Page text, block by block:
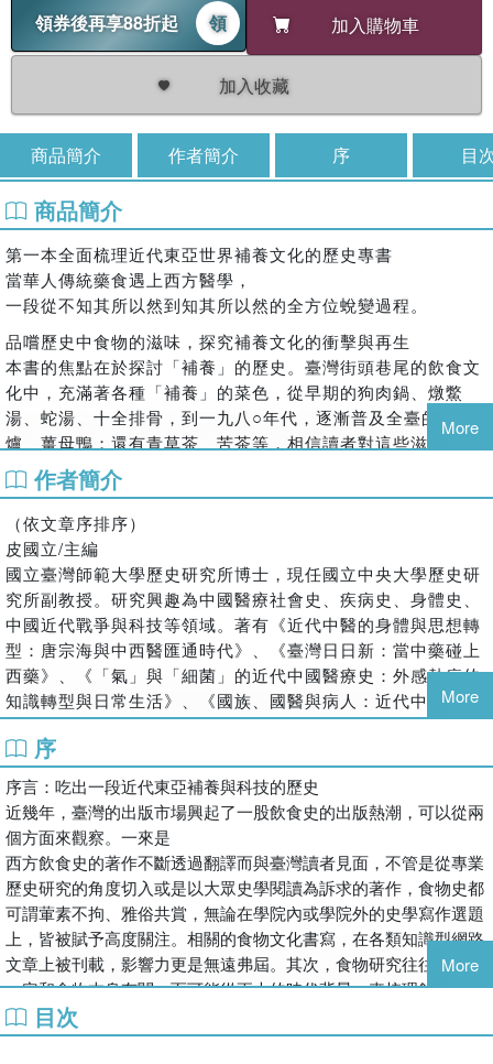
領券後再享88折起
領 加入購物車
加入收藏
商品簡介 作者簡介 序 目
商品簡介
第一本全面梳理近代東亞世界補養文化的歷史專書
當華人傳統藥食遇上西方醫學，
一段從不知其所以然到知其所以然的全方位蛻變過程。
品嚐歷史中食物的滋味，探究補養文化的衝擊與再生
本書的焦點在於探討「補養」的歷史。臺灣街頭巷尾的飲食文
化中，充滿著各種「補養」的菜色，從早期的狗肉鍋、燉鱉
湯、蛇湯、十全排骨，到一九八○年代，逐漸普及全臺的羊肉
爐、薑母鴨；還有青草茶、苦茶等，相信讀者對這些滋味都不
陌生。由於傳統文化中藥食如一、藥食同源的發展，這些食物
通常加了不少具補養功效的中草藥材於其中，而賦予一道菜
色、一碗熱湯、一杯茶飲等具有防治某些疾病的功效，這樣的
文化現象與背後的歷史因素值得探索。
此外，生活中諸如維他命、雞精、蜆精、提神飲料等具有補
養、補精神、提升體力的飲品，即便已被「科學」二字重新包
裝，但還是伴隨著傳統補養功效的話語，而成為現代的新補
品，可見補養文化影響之廣泛，歷久不衰。
食補有沒有真實效用，需要專業醫師來解答，但我們可以從歷
史中了解所謂被社會文化所認同之「療效」或某些「效果」，
是如何透過各種歷史因素而被建構出來。二十世紀初期以來東
亞各地的科學觀和中西醫匯通概念，又如何賦予這些具有補養
意義的食物，一些全新的健康概念，並影響我們的日常生活？
閱讀本書，可讓讀者在吃下這些食物時，擁有多一份趣味與對
其健康功用之省思。
More
作者簡介
（依文章序排序）
皮國立/主編
國立臺灣師範大學歷史研究所博士，現任國立中央大學歷史研
究所副教授。研究興趣為中國醫療社會史、疾病史、身體史、
中國近代戰爭與科技等領域。著有《近代中醫的身體與思想轉
型：唐宗海與中西醫匯通時代》、《臺灣日日新：當中藥碰上
西藥》、《「氣」與「細菌」的近代中國醫療史：外感熱病的
知識轉型與日常生活》、《國族、國醫與病人：近代中國的醫
療和身體》、《中醫抗菌史：近代中西醫的博弈》、《虛弱
史：近代華人中西醫學的情慾詮釋與藥品文化(1912-
1949)》、《跟史家一起創作：近代史學的閱讀方法與寫作技
藝》、《全球大流感在近代中國的真相：一段抗疫歷史與中西
醫學的奮鬥》等學術專書，並合編有《衛生史新視野：華人社
會的身體、疾病與歷史論述》、《藥品、疾病與社會》、《憶
載航空城：大園落地生根的記憶》以及高中歷史教科書等等，
另有學術論文、專書篇章等80餘篇。
曾齡儀
美國紐約市立大學歷史學博士，臺北醫學大學通識教育中心副
教授，研究興趣為近代日本史、近代臺灣史、移民與食物史，
著有《沙茶：戰後潮汕移民與臺灣飲食變遷》。
More
序
序言：吃出一段近代東亞補養與科技的歷史
近幾年，臺灣的出版市場興起了一股飲食史的出版熱潮，可以從兩
個方面來觀察。一來是
西方飲食史的著作不斷透過翻譯而與臺灣讀者見面，不管是從專業
歷史研究的角度切入或是以大眾史學閱讀為訴求的著作，食物史都
可謂葷素不拘、雅俗共賞，無論在學院內或學院外的史學寫作選題
上，皆被賦予高度關注。相關的食物文化書寫，在各類知識型網路
文章上被刊載，影響力更是無遠弗屆。其次，食物研究往往不見得
一定和食物本身有關，而可能從更大的時代背景，來梳理飲食文化
背後的社會生活，例如對中日戰爭時大後方的吃餐館熱潮，史家就
給予了相當的關注與解釋。而臺灣飲食史的研究，也因為有不少中
More
目次